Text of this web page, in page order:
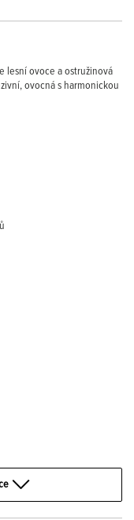
lesní ovoce a ostružinová
ovocná s harmonickou